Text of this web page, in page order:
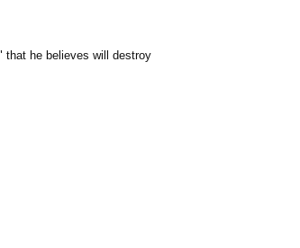
that he believes will destroy